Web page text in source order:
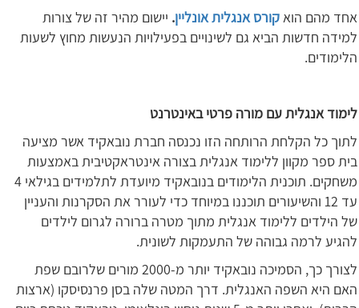
אחד מהם הואקורס אנגלית אונליין. יישום מהיר זה של צורות
למידה חדשות הביא גם לשינויים בפעילויות הנעשות מחוץ לשעות
הלימודים.
לימוד אנגלית עם מורה פרטי באינטרנט
לתוך כל הקלחת הרותחה הזו נכנסה חברת נובאקיד אשר מציעה
בית ספר מקוון ללימוד אנגלית בצורה אינטראקטיבית באמצעות
משחקים. תוכנית הלימודים בנובאקיד מיועדת לתלמידים בגילאי 4
עד 12 והשיעורים תוכננו במיוחד כדי לעורר את הסקרנות והעניין
של הילדים ללימוד אנגלית מתוך מטרה ברורה לגרום לילדים
להגיע לרמה גבוהה של התעמקות לשונית.
לצורך כך, הסמיכה נובאקיד יותר מ-2000 מורים שלרובם שפת
האם היא השפה האנגלית. דרך המטה שלה בסן פרנסיסקו (ארצות